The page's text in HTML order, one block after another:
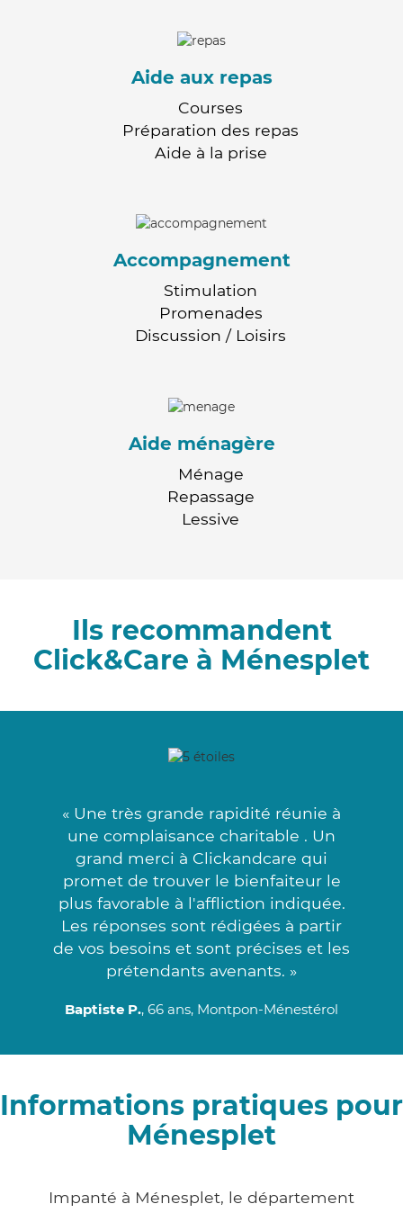
Aide aux repas
Courses
Préparation des repas
Aide à la prise
Accompagnement
Stimulation
Promenades
Discussion / Loisirs
Aide ménagère
Ménage
Repassage
Lessive
Ils recommandent
Click&Care à Ménesplet
« Une très grande rapidité réunie à
une complaisance charitable . Un
grand merci à Clickandcare qui
promet de trouver le bienfaiteur le
plus favorable à l'affliction indiquée.
Les réponses sont rédigées à partir
de vos besoins et sont précises et les
prétendants avenants. »
Baptiste P., 66 ans, Montpon-Ménestérol
Informations pratiques pour
Ménesplet
Impanté à Ménesplet, le département